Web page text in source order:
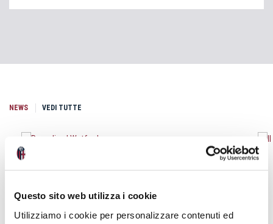
Questo sito web utilizza i cookie
Utilizziamo i cookie per personalizzare contenuti ed
NEWS VEDI TUTTE